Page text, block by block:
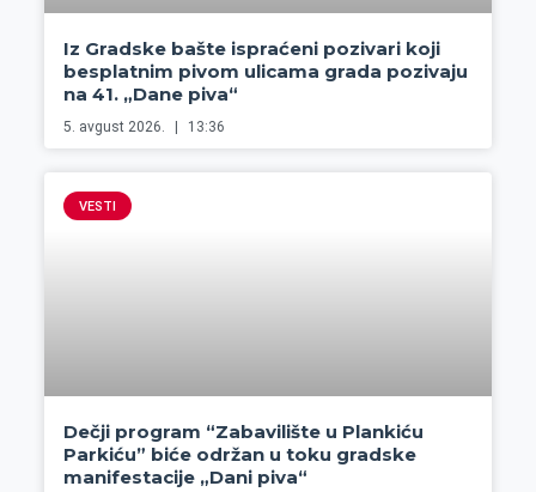
Iz Gradske bašte ispraćeni pozivari koji
besplatnim pivom ulicama grada pozivaju
na 41. „Dane piva“
5. avgust 2026. 13:36
VESTI
Dečji program “Zabavilište u Plankiću
Parkiću” biće održan u toku gradske
manifestacije „Dani piva“